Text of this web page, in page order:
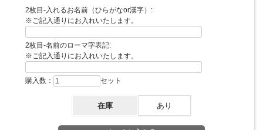
2枚目-入れるお名前（ひらがなor漢字）:
※ご記入通りにお入れいたします。
2枚目-名前のローマ字表記:
※ご記入通りにお入れいたします。
購入数： セット
在庫 あり